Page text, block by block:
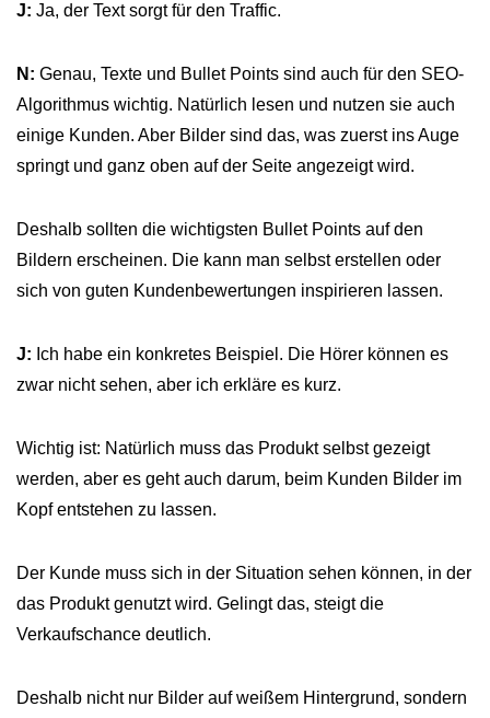
J: Ja, der Text sorgt für den Traffic.
N: Genau, Texte und Bullet Points sind auch für den SEO-
Algorithmus wichtig. Natürlich lesen und nutzen sie auch
einige Kunden. Aber Bilder sind das, was zuerst ins Auge
springt und ganz oben auf der Seite angezeigt wird.
Deshalb sollten die wichtigsten Bullet Points auf den
Bildern erscheinen. Die kann man selbst erstellen oder
sich von guten Kundenbewertungen inspirieren lassen.
J: Ich habe ein konkretes Beispiel. Die Hörer können es
zwar nicht sehen, aber ich erkläre es kurz.
Wichtig ist: Natürlich muss das Produkt selbst gezeigt
werden, aber es geht auch darum, beim Kunden Bilder im
Kopf entstehen zu lassen.
Der Kunde muss sich in der Situation sehen können, in der
das Produkt genutzt wird. Gelingt das, steigt die
Verkaufschance deutlich.
Deshalb nicht nur Bilder auf weißem Hintergrund, sondern